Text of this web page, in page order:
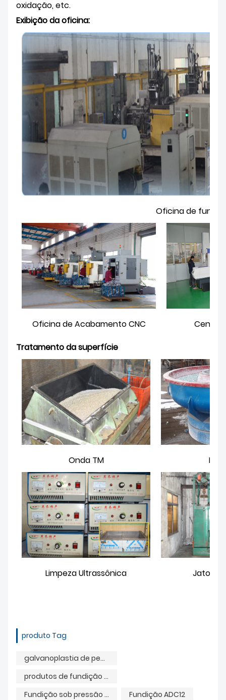
oxidação, etc.
Exibição da oficina:
Oficina de
Oficina de Acabamento CNC
Centro
Tratamento da superfície
Onda TM
Limpeza Ultrassônica Jato de
produto Tag
galvanoplastia de peças fundidas de alumínio
produtos de fundição de alumínio
Fundição sob pressão ADC12
Fundição ADC12